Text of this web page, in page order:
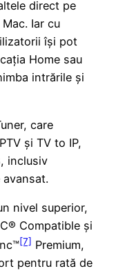
direct pe
Iar cu
își pot
Home sau
intrările și
care
și TV to IP,
inclusiv
nivel superior,
Compatible și
[7] Premium,
pentru rată de